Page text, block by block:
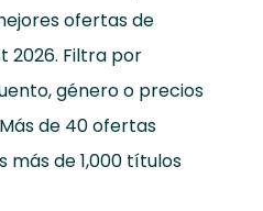
ofertas de
2026. Filtra por
género o precios
de 40 ofertas
más de 1,000 títulos